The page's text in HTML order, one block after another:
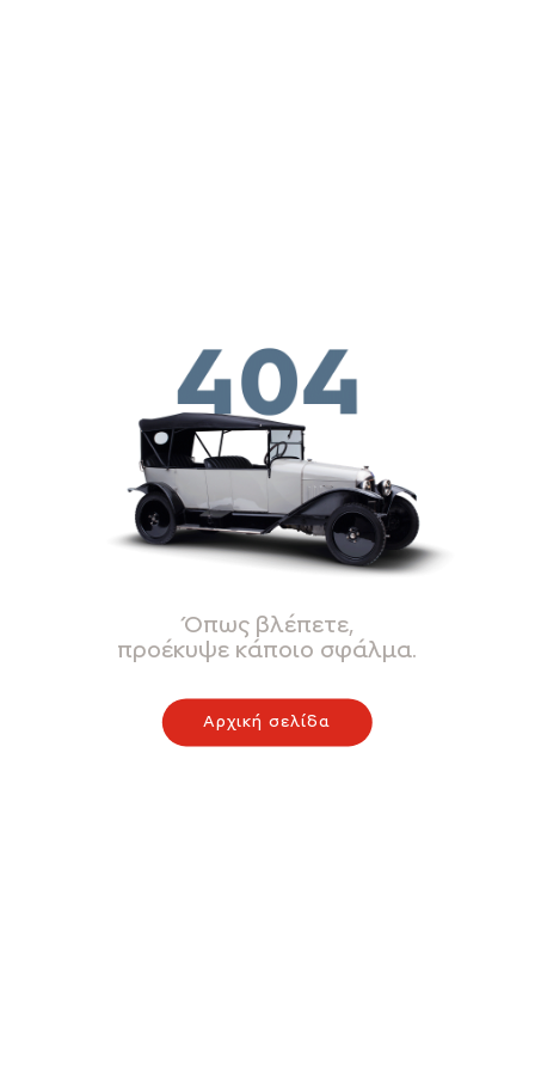
Όπως βλέπετε,
προέκυψε κάποιο σφάλμα.
Αρχική σελίδα